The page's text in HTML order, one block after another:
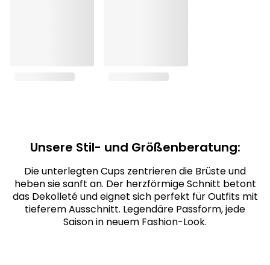
Unsere Stil- und Größenberatung:
Die unterlegten Cups zentrieren die Brüste und
heben sie sanft an. Der herzförmige Schnitt betont
das Dekolleté und eignet sich perfekt für Outfits mit
tieferem Ausschnitt. Legendäre Passform, jede
Saison in neuem Fashion-Look.